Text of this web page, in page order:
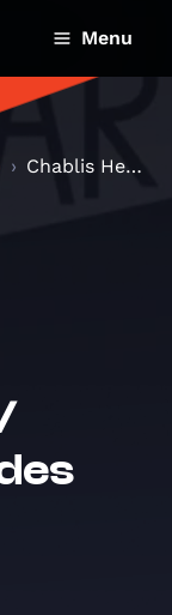
Menu
Chablis Hebdo // Moquons-nous des minorités